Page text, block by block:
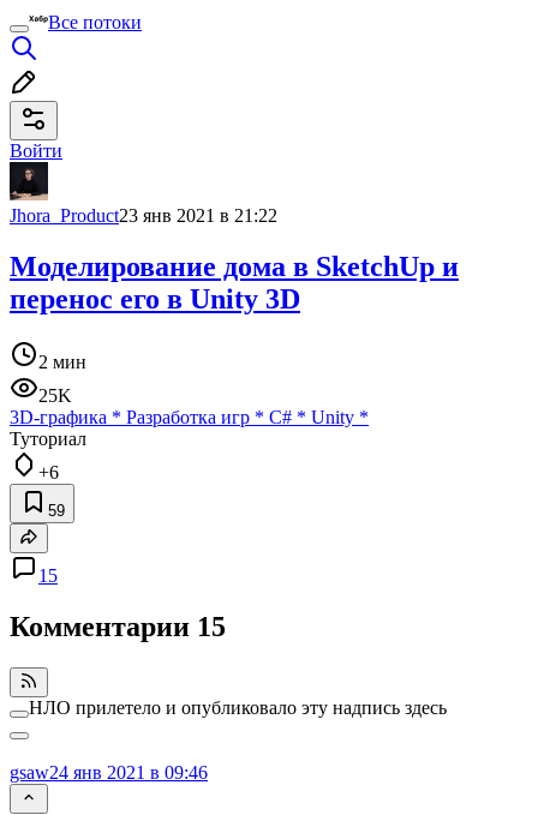
Все потоки
Войти
Jhora_Product23 янв 2021 в 21:22
Моделирование дома в SketchUp и
перенос его в Unity 3D
2 мин
25K
3D-графика * Разработка игр * C# * Unity *
Туториал
+6
59
15
Комментарии 15
НЛО прилетело и опубликовало эту надпись здесь
gsaw24 янв 2021 в 09:46